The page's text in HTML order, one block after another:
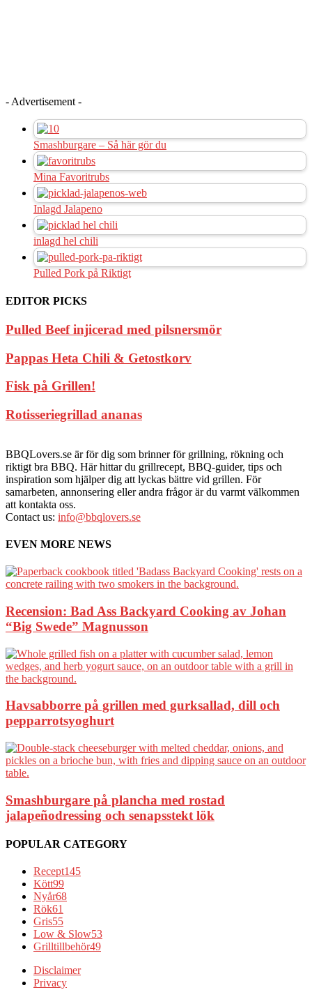
- Advertisement -
Smashburgare – Så här gör du
Mina Favoritrubs
Inlagd Jalapeno
inlagd hel chili
Pulled Pork på Riktigt
EDITOR PICKS
Pulled Beef injicerad med pilsnersmör
Pappas Heta Chili & Getostkorv
Fisk på Grillen!
Rotisseriegrillad ananas
BBQLovers.se är för dig som brinner för grillning, rökning och
riktigt bra BBQ. Här hittar du grillrecept, BBQ-guider, tips och
inspiration som hjälper dig att lyckas bättre vid grillen. För
samarbeten, annonsering eller andra frågor är du varmt välkommen
att kontakta oss.
Contact us: info@bbqlovers.se
EVEN MORE NEWS
Recension: Bad Ass Backyard Cooking av Johan
“Big Swede” Magnusson
Havsabborre på grillen med gurksallad, dill och
pepparrotsyoghurt
Smashburgare på plancha med rostad
jalapeñodressing och senapsstekt lök
POPULAR CATEGORY
Recept145
Kött99
Nyår68
Rök61
Gris55
Low & Slow53
Grilltillbehör49
Disclaimer
Privacy